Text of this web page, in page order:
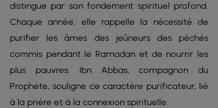
distingue par son fondement spirituel profond.
Chaque année, elle rappelle la nécessité de
purifier les âmes des jeûneurs des péchés
commis pendant le Ramadan et de nourrir les
plus pauvres. Ibn Abbas, compagnon du
Prophète, souligne ce caractère purificateur, lié
à la prière et à la connexion spirituelle.